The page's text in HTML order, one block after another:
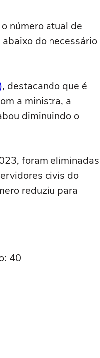
número atual de
do necessário
, destacando que é
a ministra, a
diminuindo o
foram eliminadas
civis do
reduziu para
40